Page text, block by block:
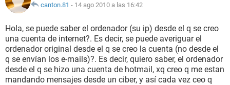
canton.81 - 14 ago 2010 a las 16:42
Hola, se puede saber el ordenador (su ip) desde el q se creo
una cuenta de internet?. Es decir, se puede averiguar el
ordenador original desde el q se creo la cuenta (no desde el
q se envían los e-mails)?. Es decir, quiero saber, el ordenador
desde el q se hizo una cuenta de hotmail, xq creo q me estan
mandando mensajes desde un ciber, y así cada vez ceo q